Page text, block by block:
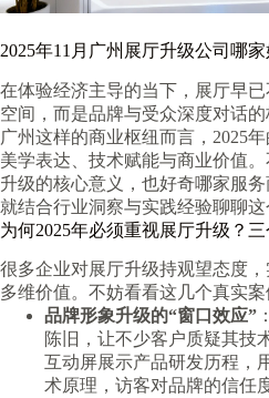
2025年11月广州展厅升级公司哪
在体验经济主导的当下，展厅早
空间，而是品牌与受众深度对话
广州这样的商业枢纽而言，2025
美学表达、技术赋能与商业价值
升级的核心意义，也好奇哪家服
就结合行业洞察与实践经验聊聊这
为何2025年必须重视展厅升级？
很多企业对展厅升级持观望态度
多维价值。不妨看看这几个真实案
品牌形象升级的“窗口效应”
陈旧，让不少客户质疑其技
互动屏展示产品研发历程，
术原理，访客对品牌的信任